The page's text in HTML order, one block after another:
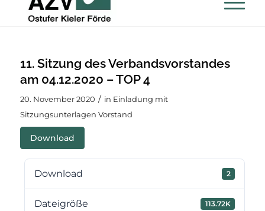
11. Sitzung des Verbandsvorstandes
am 04.12.2020 – TOP 4
20. November 2020 / in Einladung mit
Sitzungsunterlagen Vorstand
Download
Download 2
Dateigröße 113.72K